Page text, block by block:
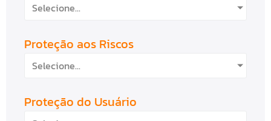
Selecione...
Proteção aos Riscos
Selecione...
Proteção do Usuário